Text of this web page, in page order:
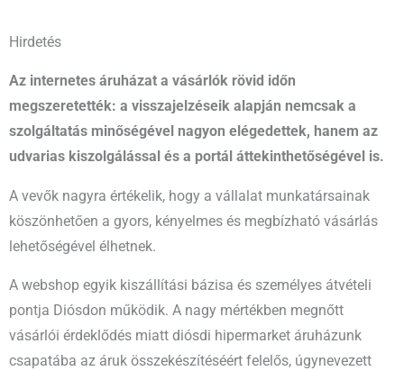
Hirdetés
Az internetes áruházat a vásárlók rövid időn
megszeretették: a visszajelzéseik alapján nemcsak a
szolgáltatás minőségével nagyon elégedettek, hanem az
udvarias kiszolgálással és a portál áttekinthetőségével is.
A vevők nagyra értékelik, hogy a vállalat munkatársainak
köszönhetően a gyors, kényelmes és megbízható vásárlás
lehetőségével élhetnek.
A webshop egyik kiszállítási bázisa és személyes átvételi
pontja Diósdon működik. A nagy mértékben megnőtt
vásárlói érdeklődés miatt diósdi hipermarket áruházunk
csapatába az áruk összekészítéséért felelős, úgynevezett